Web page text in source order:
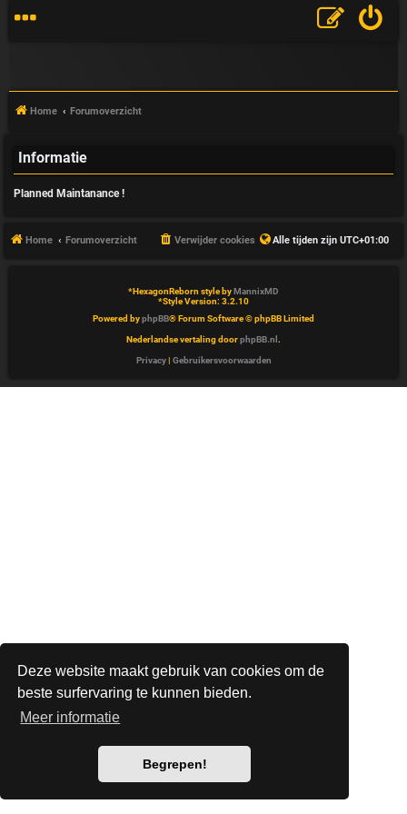
Deze website maakt gebruik van cookies om de
beste surfervaring te kunnen bieden.
Meer informatie
Begrepen!
V
A
Home Forumoverzicht
Informatie
Planned Maintanance !
Home Forumoverzicht Alle tijden zijn UTC+01:00
Verwijder cookies
*HexagonReborn style byMannixMD
*Style Version: 3.2.10
Powered byphpBB® Forum Software © phpBB Limited
Nederlandse vertaling doorphpBB.nl .
Privacy| Gebruikersvoorwaarden